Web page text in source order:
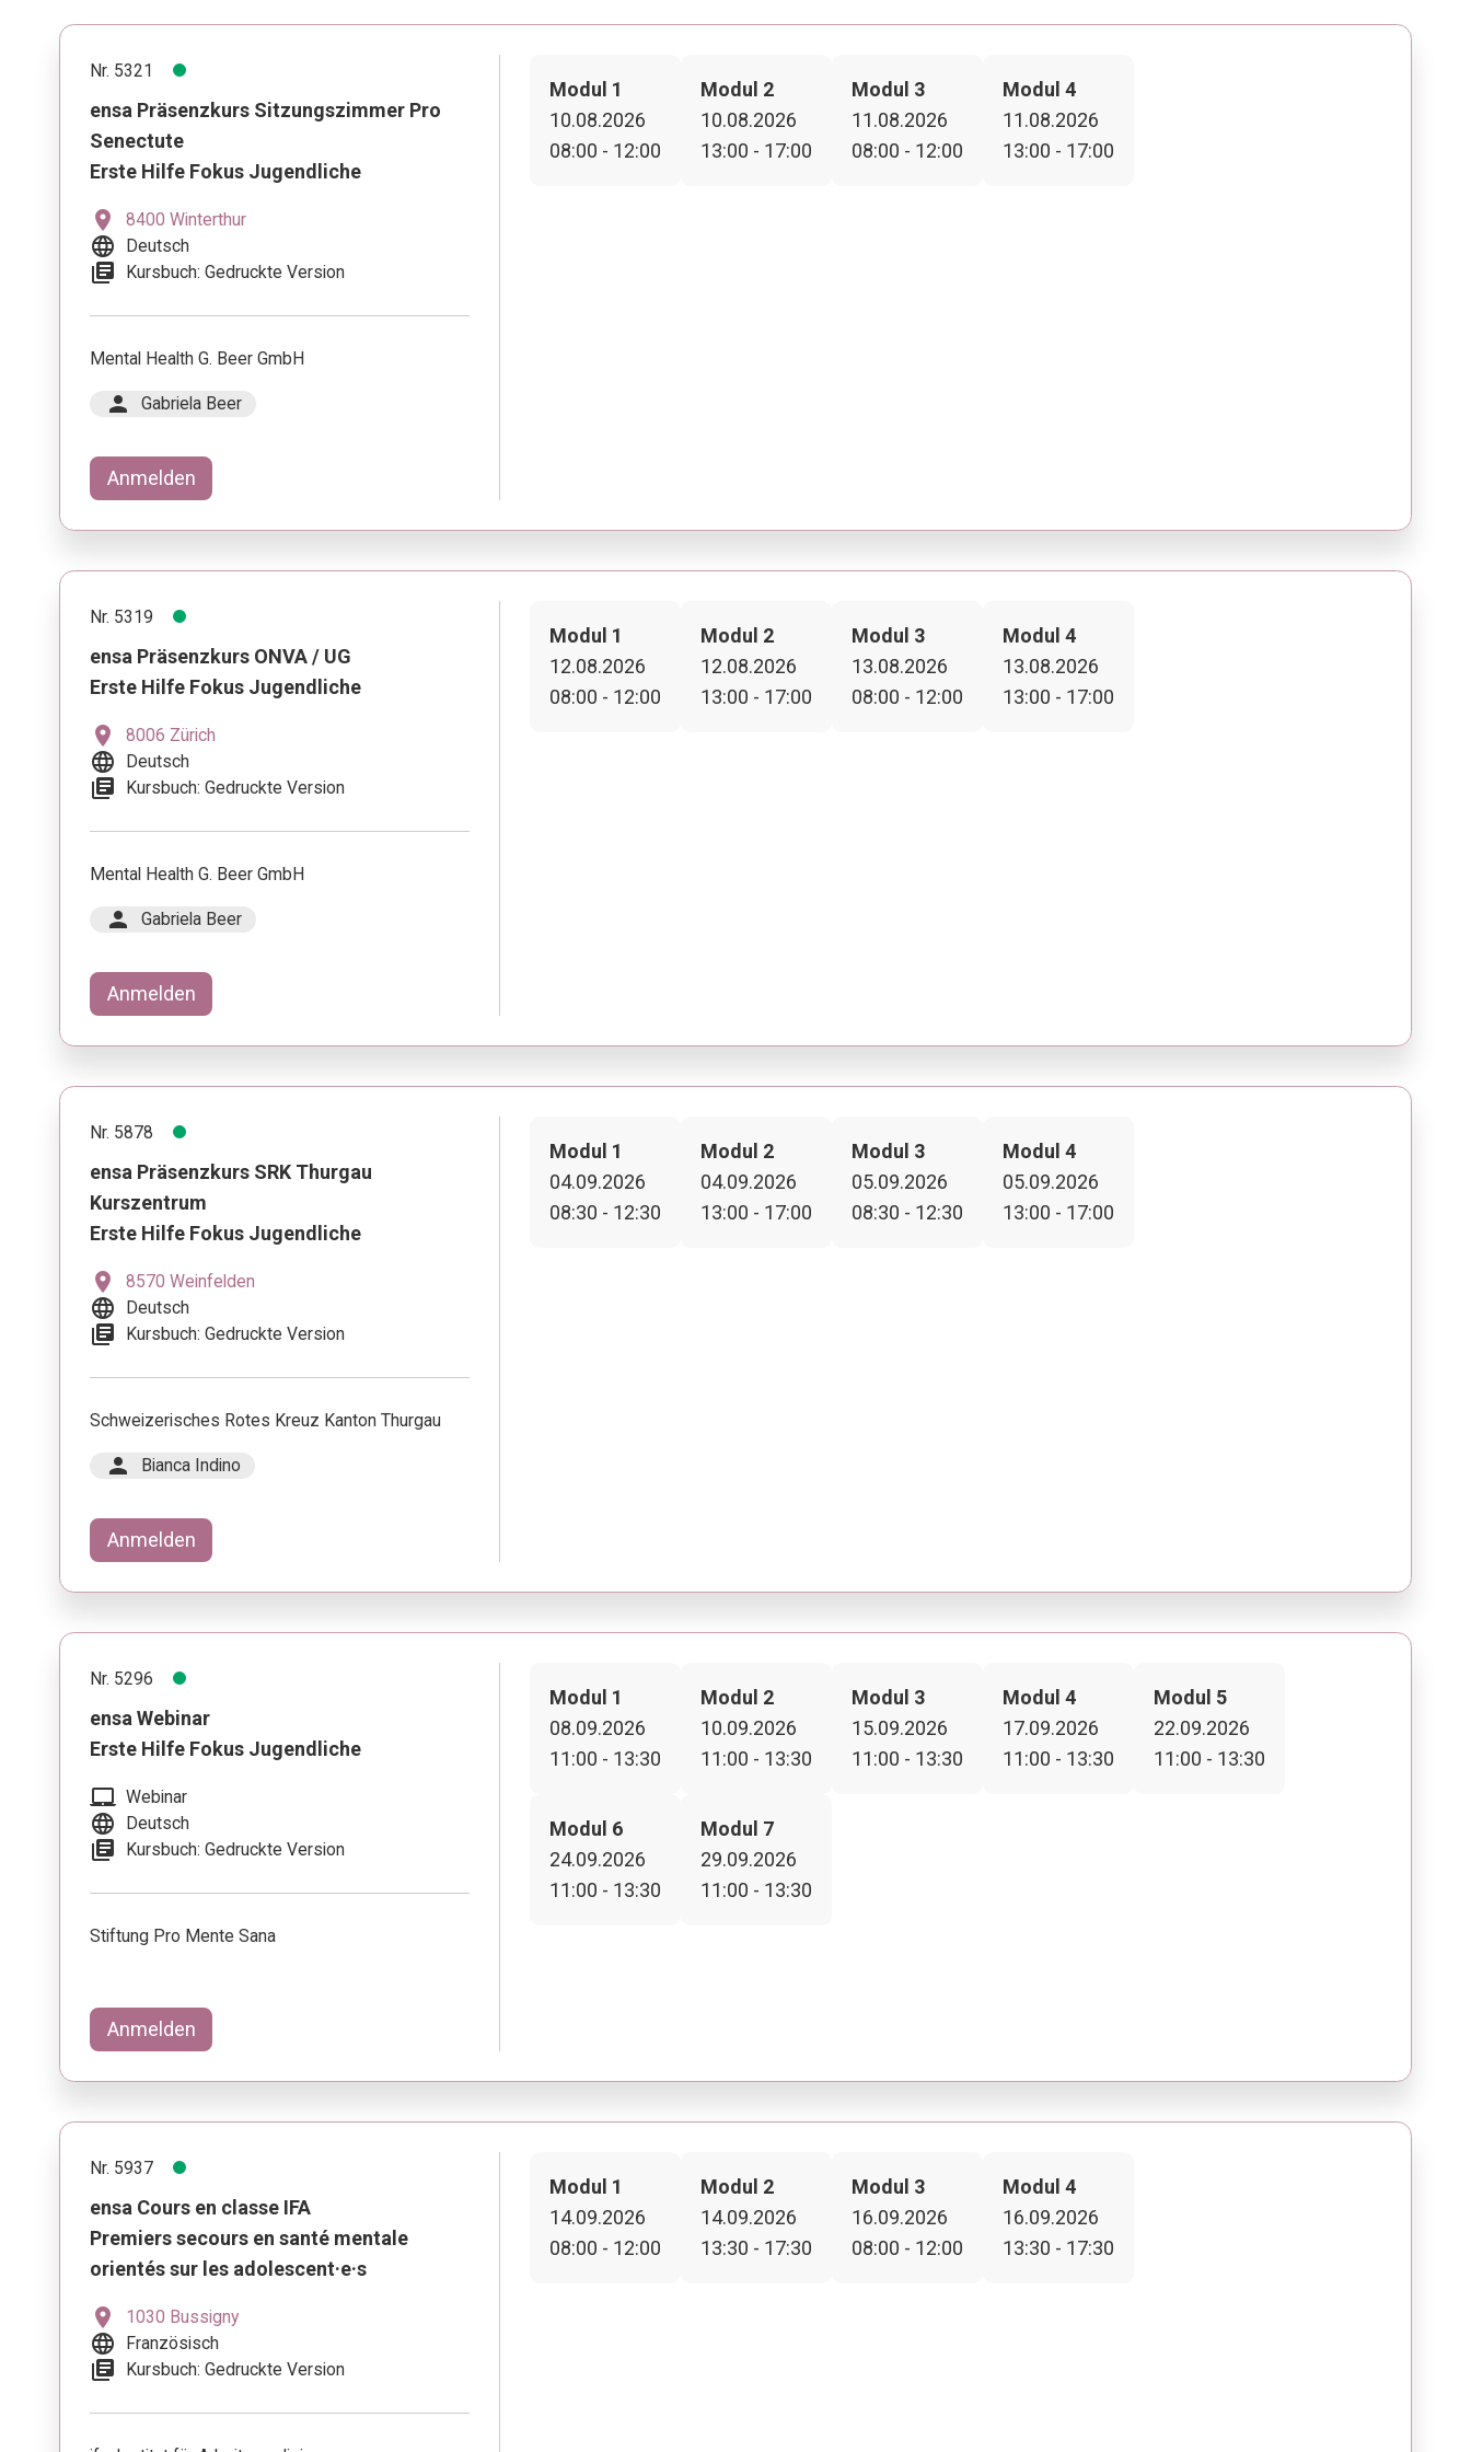
Nr. 5321
ensa Präsenzkurs Sitzungszimmer Pro
Senectute
Erste Hilfe Fokus Jugendliche
location_on 8400 Winterthur
language Deutsch
library_books Kursbuch: Gedruckte Version
Mental Health G. Beer GmbH
person Gabriela Beer
Anmelden
Modul 1
10.08.2026
08:00 - 12:00
Modul 2
10.08.2026
13:00 - 17:00
Modul 3
11.08.2026
08:00 - 12:00
Modul 4
11.08.2026
13:00 - 17:00
Nr. 5319
ensa Präsenzkurs ONVA / UG
Erste Hilfe Fokus Jugendliche
location_on 8006 Zürich
language Deutsch
library_books Kursbuch: Gedruckte Version
Mental Health G. Beer GmbH
person Gabriela Beer
Anmelden
Modul 1
12.08.2026
08:00 - 12:00
Modul 2
12.08.2026
13:00 - 17:00
Modul 3
13.08.2026
08:00 - 12:00
Modul 4
13.08.2026
13:00 - 17:00
Nr. 5878
ensa Präsenzkurs SRK Thurgau
Kurszentrum
Erste Hilfe Fokus Jugendliche
location_on 8570 Weinfelden
language Deutsch
library_books Kursbuch: Gedruckte Version
Schweizerisches Rotes Kreuz Kanton Thurgau
person Bianca Indino
Anmelden
Modul 1
04.09.2026
08:30 - 12:30
Modul 2
04.09.2026
13:00 - 17:00
Modul 3
05.09.2026
08:30 - 12:30
Modul 4
05.09.2026
13:00 - 17:00
Nr. 5296
ensa Webinar
Erste Hilfe Fokus Jugendliche
laptop_mac Webinar
language Deutsch
library_books Kursbuch: Gedruckte Version
Stiftung Pro Mente Sana
Anmelden
Modul 1
08.09.2026
11:00 - 13:30
Modul 2
10.09.2026
11:00 - 13:30
Modul 3
15.09.2026
11:00 - 13:30
Modul 4
17.09.2026
11:00 - 13:30
Modul 5
22.09.2026
11:00 - 13:30
Modul 6
24.09.2026
11:00 - 13:30
Modul 7
29.09.2026
11:00 - 13:30
Nr. 5937
ensa Cours en classe IFA
Premiers secours en santé mentale
orientés sur les adolescent·e·s
location_on 1030 Bussigny
language Französisch
library_books Kursbuch: Gedruckte Version
Modul 1
14.09.2026
08:00 - 12:00
Modul 2
14.09.2026
13:30 - 17:30
Modul 3
16.09.2026
08:00 - 12:00
Modul 4
16.09.2026
13:30 - 17:30